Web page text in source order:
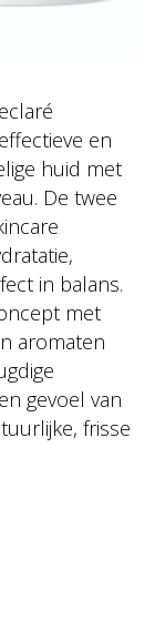
en
huid met
De twee
in balans.
met
aromaten
gevoel van
frisse